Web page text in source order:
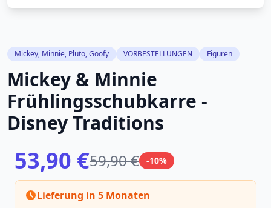
Mickey, Minnie, Pluto, Goofy VORBESTELLUNGEN Figuren
Mickey & Minnie
Frühlingsschubkarre -
Disney Traditions
53,90 €59,90 € -10%
Lieferung in 5 Monaten